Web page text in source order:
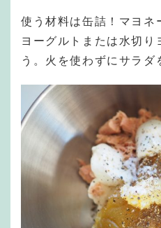
使う材料は缶詰！マヨネ
ヨーグルトまたは水切り
う。火を使わずにサラダ